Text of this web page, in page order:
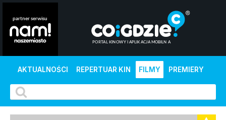
AKTUALNOŚCI REPERTUAR KIN FILMY PREMIERY